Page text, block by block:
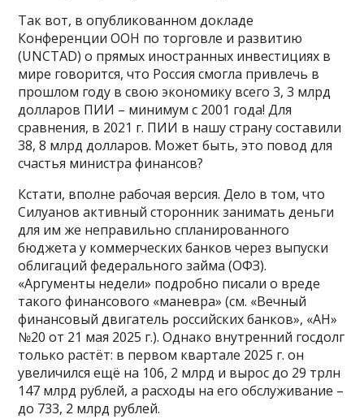
Так вот, в опубликованном докладе
Конференции ООН по торговле и развитию
(UNCTAD) о прямых иностранных инвестициях в
мире говорится, что Россия смогла привлечь в
прошлом году в свою экономику всего 3, 3 млрд
долларов ПИИ – минимум с 2001 года! Для
сравнения, в 2021 г. ПИИ в нашу страну составили
38, 8 млрд долларов. Может быть, это повод для
счастья министра финансов?
Кстати, вполне рабочая версия. Дело в том, что
Силуанов активный сторонник занимать деньги
для им же неправильно спланированного
бюджета у коммерческих банков через выпуски
облигаций федерального займа (ОФЗ).
«Аргументы недели» подробно писали о вреде
такого финансового «маневра» (см. «Вечный
финансовый двигатель российских банков», «АН»
№20 от 21 мая 2025 г.). Однако внутренний госдолг
только растёт: в первом квартале 2025 г. он
увеличился ещё на 106, 2 млрд и вырос до 29 трлн
147 млрд рублей, а расходы на его обслуживание –
до 733, 2 млрд рублей.